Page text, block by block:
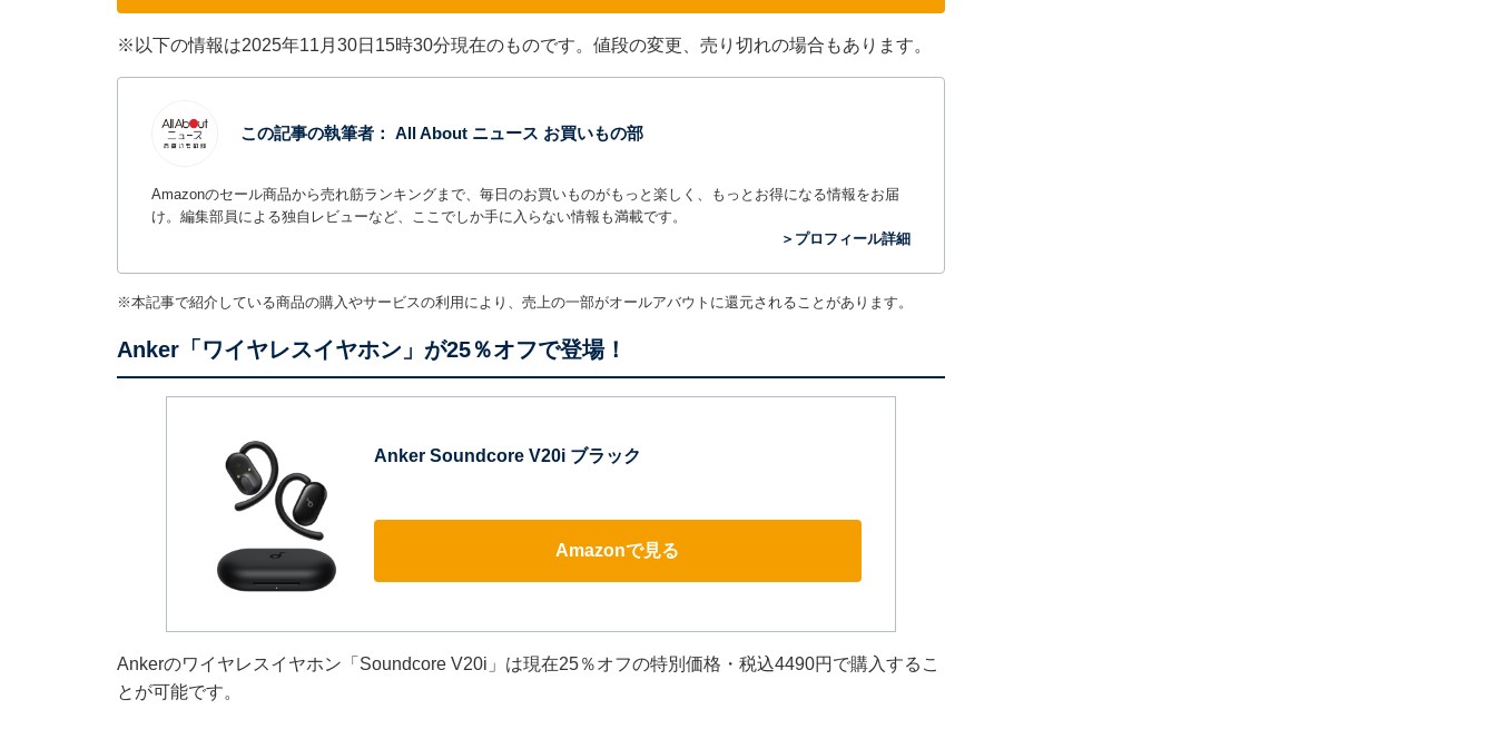
※以下の情報は2025年11月30日15時30分現在のものです。値段の変更、売り切れの場合もあります。
この記事の執筆者： All About ニュース お買いもの部
Amazonのセール商品から売れ筋ランキングまで、毎日のお買いものがもっと楽しく、もっとお得になる情報をお届
け。編集部員による独自レビューなど、ここでしか手に入らない情報も満載です。
＞プロフィール詳細
※本記事で紹介している商品の購入やサービスの利用により、売上の一部がオールアバウトに還元されることがあります。
Anker「ワイヤレスイヤホン」が25％オフで登場！
Anker Soundcore V20i ブラック
Amazonで見る
Ankerのワイヤレスイヤホン「Soundcore V20i」は現在25％オフの特別価格・税込4490円で購入するこ
とが可能です。